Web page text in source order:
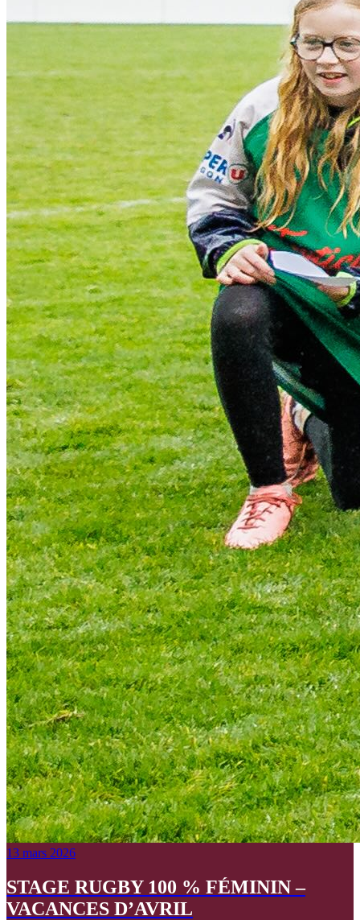
13 mars 2026
STAGE RUGBY 100 % FÉMININ –
VACANCES D’AVRIL